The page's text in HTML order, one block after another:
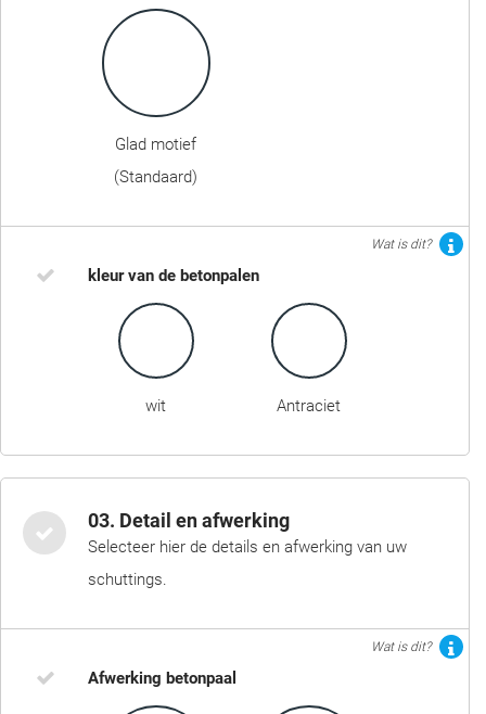
Glad motief
(Standaard)
Wat is dit?
kleur van de betonpalen
wit Antraciet
03. Detail en afwerking
Selecteer hier de details en afwerking van uw
schuttings.
Wat is dit?
Afwerking betonpaal